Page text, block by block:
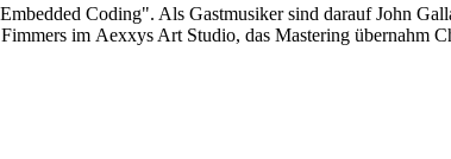
Coding". Als Gastmusiker sind darauf John
im Aexxys Art Studio, das Mastering übernahm